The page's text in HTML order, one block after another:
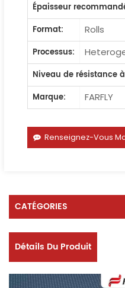
Épaisseur
Format:
Rolls
Processus:
Niveau de résistance
Marque:
FARFLY
Renseignez-Vous
CATÉGORIES
Détails Du Produit